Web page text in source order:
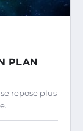
PLAN
repose plus